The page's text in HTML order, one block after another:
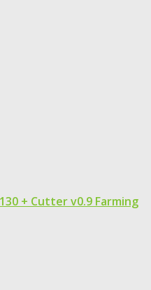
+ Cutter v0.9 Farming